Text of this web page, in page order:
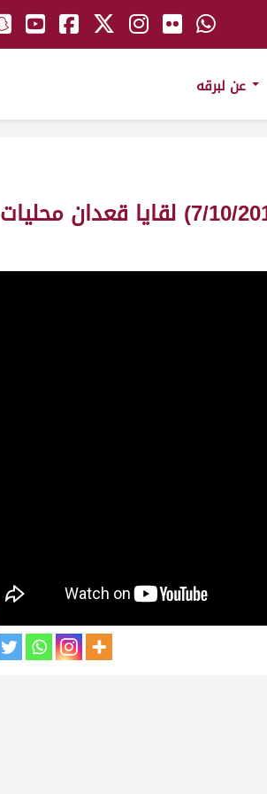
ش7 غازي لـ سعيد سليم سالم بالاسود العامري (سباق تمهيدي المرموم 7/10/2016) لقايا قعدان محليات